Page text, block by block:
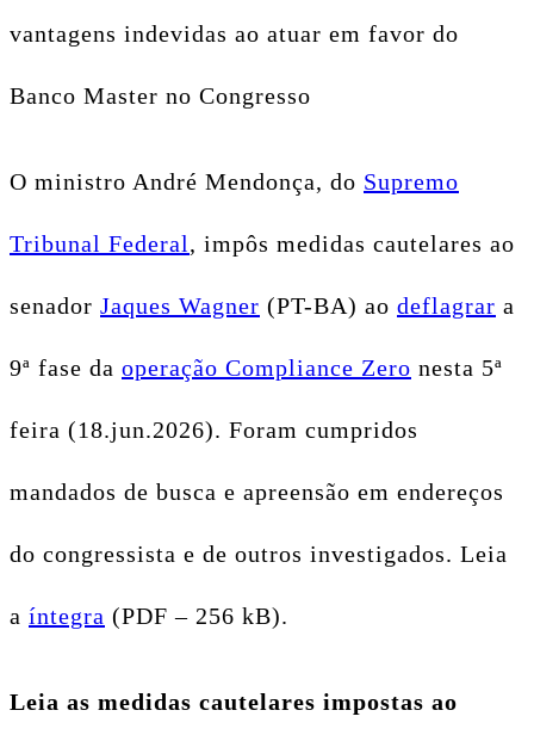
vantagens indevidas ao atuar em favor do
Banco Master no Congresso
O ministro André Mendonça, do Supremo
Tribunal Federal, impôs medidas cautelares ao
senador Jaques Wagner (PT-BA) ao deflagrar a
9ª fase da operação Compliance Zero nesta 5ª
feira (18.jun.2026). Foram cumpridos
mandados de busca e apreensão em endereços
do congressista e de outros investigados. Leia
a íntegra (PDF – 256 kB).
Leia as medidas cautelares impostas ao